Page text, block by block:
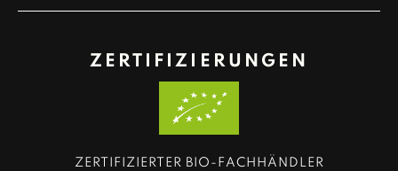
ZERTIFIZIERUNGEN
ZERTIFIZIERTER BIO-FACHHÄNDLER